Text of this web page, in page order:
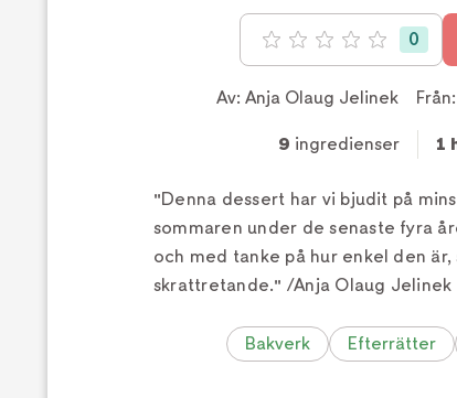
Betyg: 0 av 5 0
Av: Anja Olaug Jelinek Från:
9 ingredienser 1
"Denna dessert har vi bjudit på
sommaren under de senaste fyra
och med tanke på hur enkel den är,
skrattretande." /Anja Olaug Jelinek
Bakverk Efterrätter